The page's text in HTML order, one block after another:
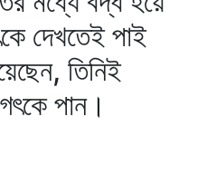
দেখতেই পাই
তিনিই
পান।